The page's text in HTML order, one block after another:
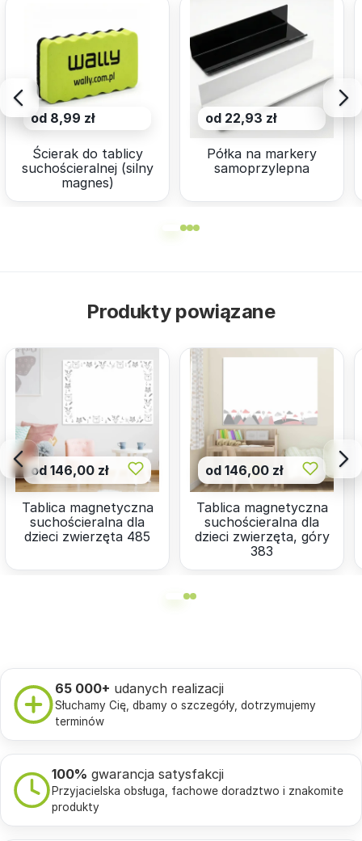
od 8,99 zł
Ścierak do tablicy
suchościeralnej (silny
magnes)
od 22,93 zł
Półka na markery
samoprzylepna
Produkty powiązane
od 146,00 zł
Tablica magnetyczna
suchościeralna dla
dzieci zwierzęta 485
od 146,00 zł
Tablica magnetyczna
suchościeralna dla
dzieci zwierzęta, góry
383
65 000+ udanych realizacji
Słuchamy Cię, dbamy o szczegóły, dotrzymujemy
terminów
100% gwarancja satysfakcji
Przyjacielska obsługa, fachowe doradztwo i znakomite
produkty